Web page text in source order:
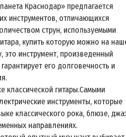
Краснодар» предлагается
инструментов, отличающихся
струн, используемыми
купить которую можно на
это инструмент, произведенный
его долговечность и
классической гитары.Самыми
инструменты, которые
классического рока, блюзе,
направлениях.